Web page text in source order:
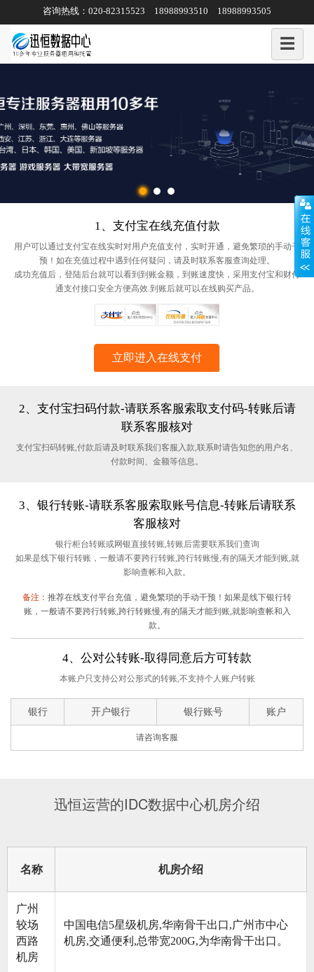
咨询热线：020-82315523 18988993510 18988993505
☰
1、支付宝在线充值付款
用户可以通过支付宝在线实时对用户充值支付，实时开通，避免繁琐的手动干
预！如在充值过程中遇到任何疑问，请及时联系客服查询处理。
成功充值后，登陆后台就可以看到到账金额，到账速度快，采用支付宝和财付
通支付接口安全方便高效.到账后就可以在线购买产品。
立即进入在线支付
2、支付宝扫码付款-请联系客服索取支付码-转账后请
联系客服核对
支付宝扫码转账,付款后请及时联系我们客服入款,联系时请告知您的用户名、
付款时间、金额等信息。
3、银行转账-请联系客服索取账号信息-转账后请联系
客服核对
银行柜台转账或网银直接转账,转账后需要联系我们查询
如果是线下银行转账，一般请不要跨行转账,跨行转账慢,有的隔天才能到账,就
影响查帐和入款。
备注： 推荐在线支付平台充值，避免繁琐的手动干预！如果是线下银行转
账，一般请不要跨行转账,跨行转账慢,有的隔天才能到账,就影响查帐和入
款。
4、公对公转账-取得同意后方可转款
本账户只支持公对公形式的转账,不支持个人账户转账
银行 开户银行 银行账号 账户
请咨询客服
迅恒运营的IDC数据中心机房介绍
名称 机房介绍
广州
较场
西路
机房
中国电信5星级机房,华南骨干出口,广州市中心
机房,交通便利,总带宽200G,为华南骨干出口。